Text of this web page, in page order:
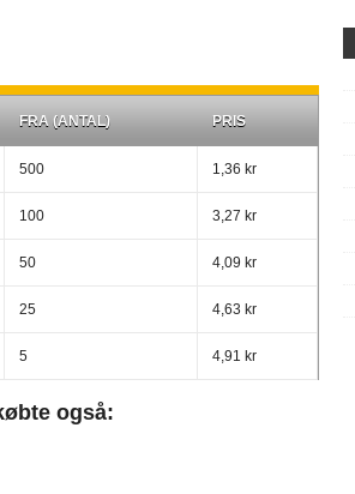
FRA (ANTAL) PRIS
500 1,36 kr
100 3,27 kr
50 4,09 kr
25 4,63 kr
5 4,91 kr
også: